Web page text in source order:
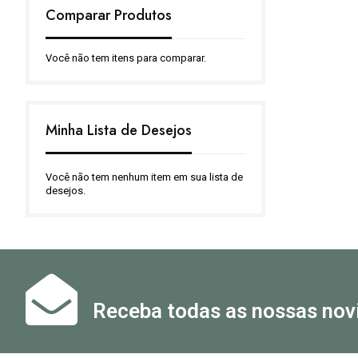
Comparar Produtos
Você não tem itens para comparar.
Minha Lista de Desejos
Você não tem nenhum item em sua lista de
desejos.
Receba todas as nossas